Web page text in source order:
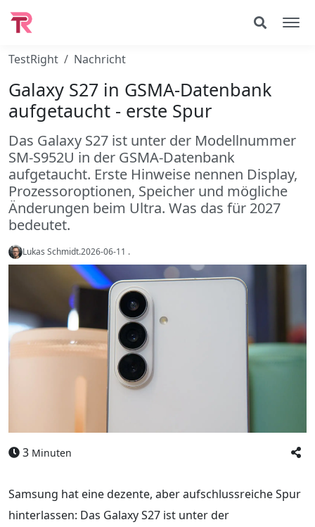
TestRight Nachricht
Galaxy S27 in GSMA-Datenbank
aufgetaucht - erste Spur
Das Galaxy S27 ist unter der Modellnummer
SM-S952U in der GSMA-Datenbank
aufgetaucht. Erste Hinweise nennen Display,
Prozessoroptionen, Speicher und mögliche
Änderungen beim Ultra. Was das für 2027
bedeutet.
Lukas Schmidt.2026-06-11 .
3 Minuten
Samsung hat eine dezente, aber aufschlussreiche Spur
hinterlassen: Das Galaxy S27 ist unter der